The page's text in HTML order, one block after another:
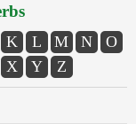
K L M N
O
X Y Z